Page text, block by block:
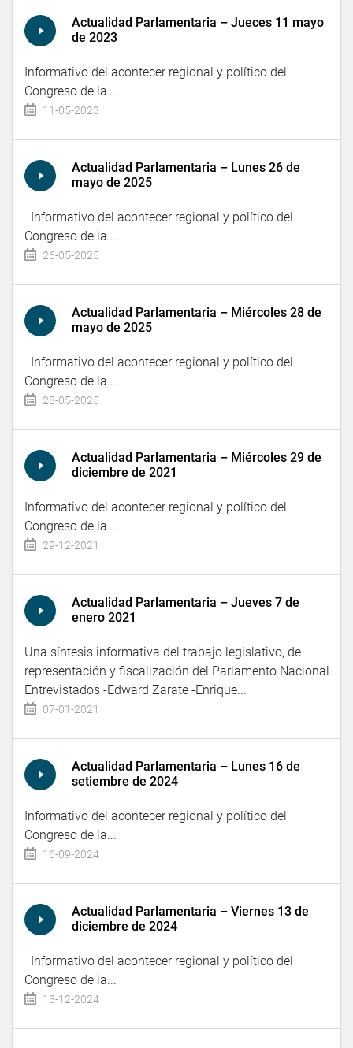
Actualidad Parlamentaria – Jueces 11 mayo
de 2023
Informativo del acontecer regional y político del
Congreso de la...
11-05-2023
Actualidad Parlamentaria – Lunes 26 de
mayo de 2025
Informativo del acontecer regional y político del
Congreso de la...
26-05-2025
Actualidad Parlamentaria – Miércoles 28 de
mayo de 2025
Informativo del acontecer regional y político del
Congreso de la...
28-05-2025
Actualidad Parlamentaria – Miércoles 29 de
diciembre de 2021
Informativo del acontecer regional y político del
Congreso de la...
29-12-2021
Actualidad Parlamentaria – Jueves 7 de
enero 2021
Una síntesis informativa del trabajo legislativo, de
representación y fiscalización del Parlamento Nacional.
Entrevistados -Edward Zarate -Enrique...
07-01-2021
Actualidad Parlamentaria – Lunes 16 de
setiembre de 2024
Informativo del acontecer regional y político del
Congreso de la...
16-09-2024
Actualidad Parlamentaria – Viernes 13 de
diciembre de 2024
Informativo del acontecer regional y político del
Congreso de la...
13-12-2024